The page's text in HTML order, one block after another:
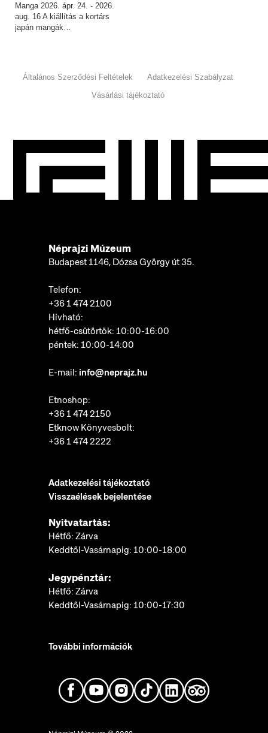
Manga 2026. ápr. 24. - 2026.
aug. 16 A kiállítás a kortárs
japán mangák…
Általános Szerződési Feltételek
Adatkezelési Szabályzat
Vásárlási tájékoztató
Néprajzi Múzeum
Budapest 1146, Dózsa György út 35.
Telefon:
+36 1 474 2100
Hívható:
hétfő-csütörtök: 10:00-16:00
péntek: 10:00-14:00
E-mail: info@neprajz.hu
Etnoshop:
+36 1 474 2150
Etknow Könyvesbolt:
+36 1 474 2222
Adatkezelési tájékoztató
Visszaélések bejelentése
Nyitvatartás:
Hétfő: Zárva
Keddtől-Vasárnapig: 10:00-18:00
Jegypénztár:
Hétfő: Zárva
Keddtől-Vasárnapig: 10:00-17:30
További információk